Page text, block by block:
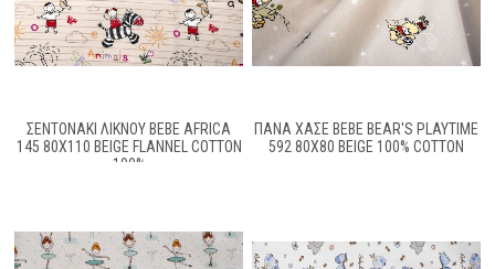
ΣΕΝΤΟΝΑΚΙ ΛΙΚΝΟΥ BEBE AFRICA
145 80Χ110 BEIGE FLANNEL COTTON
100%
ΠΆΝΑ ΧΑΣΈ BEBE BEAR'S PLAYTIME
592 80X80 BEIGE 100% COTTON